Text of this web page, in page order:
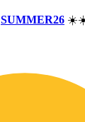
SUMMER26
Zasoby
F.A.Q.